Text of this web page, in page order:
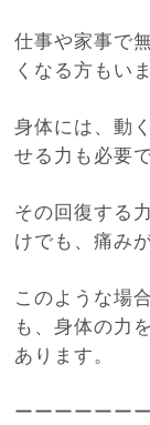
仕事や家事で
くなる方もい
身体には、動
せる力も必要で
その回復する
けでも、痛み
このような場
も、身体の力
あります。
ーーーーーー